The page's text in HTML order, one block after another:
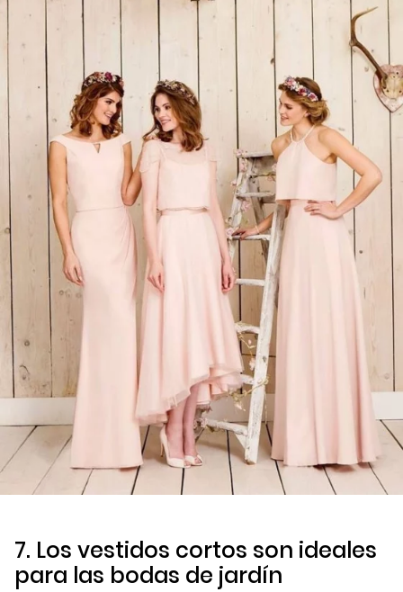
7. Los vestidos cortos son ideales
para las bodas de jardín